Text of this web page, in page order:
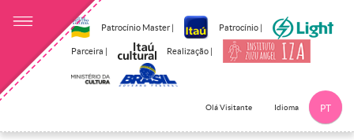
Patrocínio Master | Patrocínio |
Parceira | Realização |
Olá Visitante Idioma PT